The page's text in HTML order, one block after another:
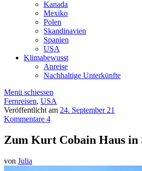
Kanada
Mexiko
Polen
Skandinavien
Spanien
USA
Klimabewusst
Anreise
Nachhaltige Unterkünfte
Menü schiessen
Fernreisen, USA
Veröffentlicht am 24. September 21
Kommentare 4
Zum Kurt Cobain Haus in
von Julia